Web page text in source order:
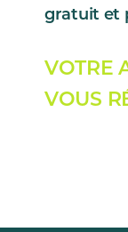
gratuit et
VOTRE
VOUS